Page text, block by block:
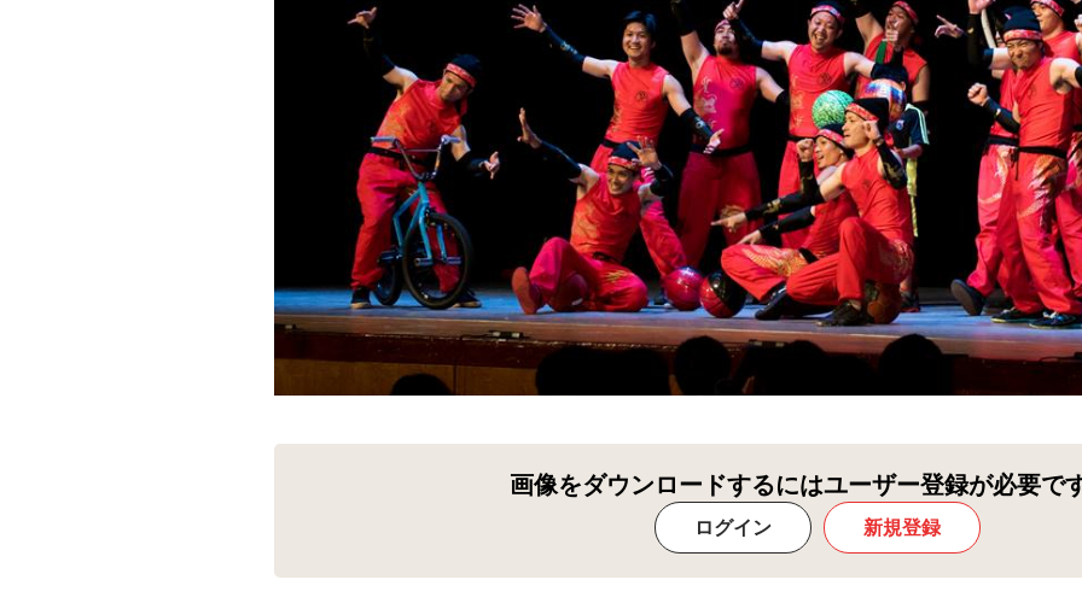
画像をダウンロードするにはユーザー登録が必要で
ログイン 新規登録